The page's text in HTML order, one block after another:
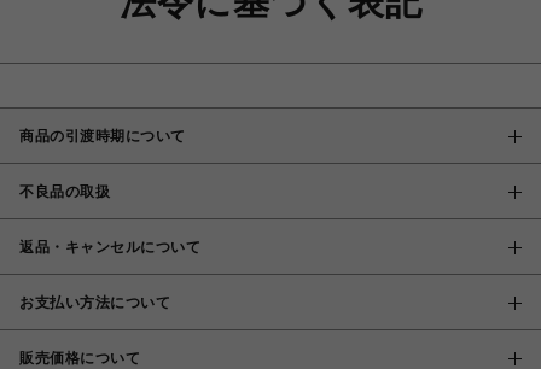
商品の引渡時期について
不良品の取扱
返品・キャンセルについて
お支払い方法について
販売価格について